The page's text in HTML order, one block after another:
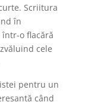
Scriitura
în
o flacără
cele
pentru un
când